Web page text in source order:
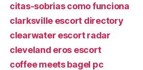
citas-sobrias como funciona
clarksville escort directory
clearwater escort radar
cleveland eros escort
coffee meets bagel pc